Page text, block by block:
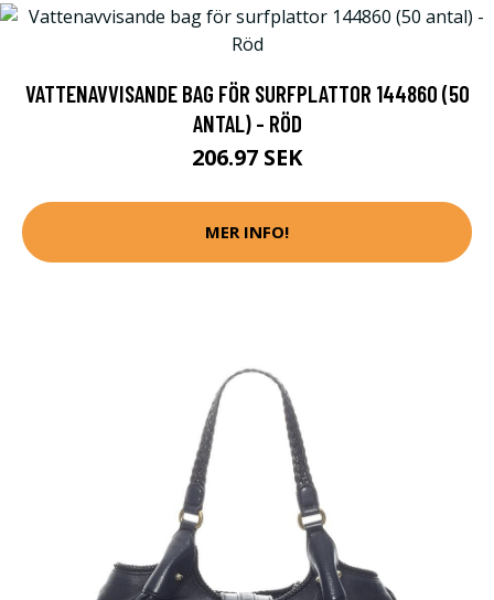
VATTENAVVISANDE BAG FÖR SURFPLATTOR 144860 (50
ANTAL) - RÖD
206.97 SEK
MER INFO!